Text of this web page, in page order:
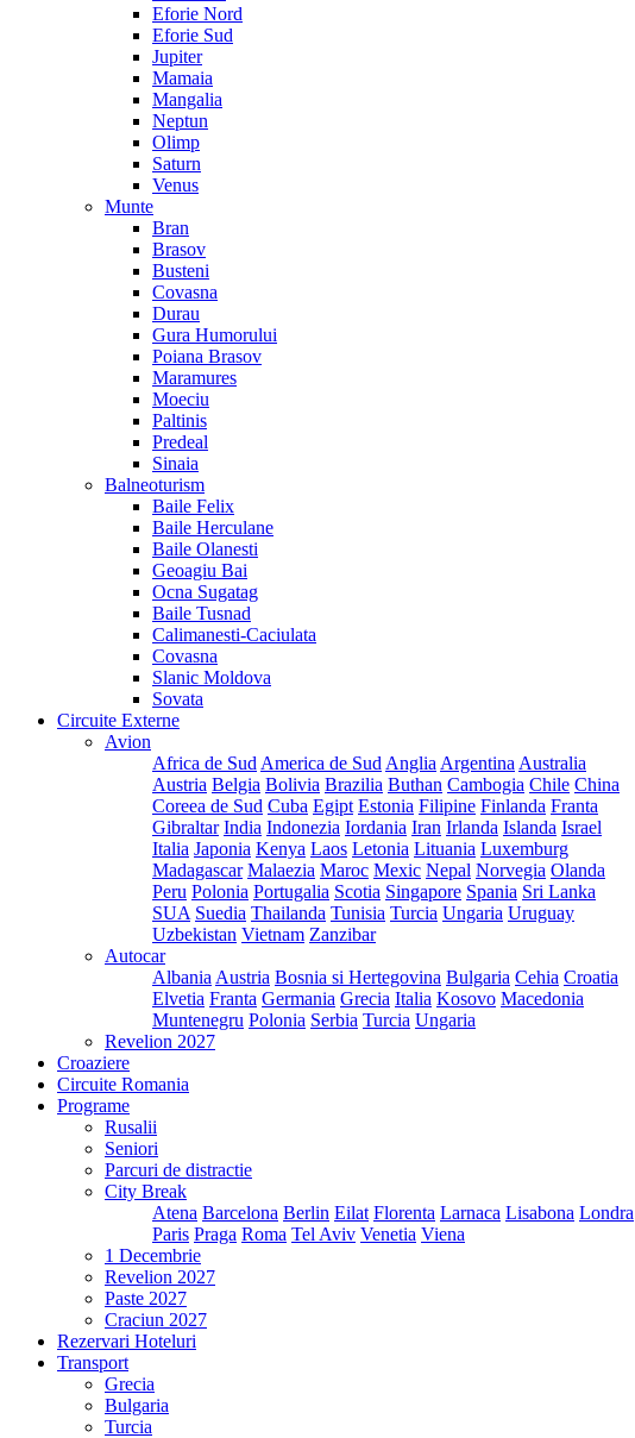
Eforie Nord
Eforie Sud
Jupiter
Mamaia
Mangalia
Neptun
Olimp
Saturn
Venus
Munte
Bran
Brasov
Busteni
Covasna
Durau
Gura Humorului
Poiana Brasov
Maramures
Moeciu
Paltinis
Predeal
Sinaia
Balneoturism
Baile Felix
Baile Herculane
Baile Olanesti
Geoagiu Bai
Ocna Sugatag
Baile Tusnad
Calimanesti-Caciulata
Covasna
Slanic Moldova
Sovata
Circuite Externe
Avion
Africa de Sud America de Sud Anglia Argentina Australia
Austria Belgia Bolivia Brazilia Buthan Cambogia Chile China
Coreea de Sud Cuba Egipt Estonia Filipine Finlanda Franta
Gibraltar India Indonezia Iordania Iran Irlanda Islanda Israel
Italia Japonia Kenya Laos Letonia Lituania Luxemburg
Madagascar Malaezia Maroc Mexic Nepal Norvegia Olanda
Peru Polonia Portugalia Scotia Singapore Spania Sri Lanka
SUA Suedia Thailanda Tunisia Turcia Ungaria Uruguay
Uzbekistan Vietnam Zanzibar
Autocar
Albania Austria Bosnia si Hertegovina Bulgaria Cehia Croatia
Elvetia Franta Germania Grecia Italia Kosovo Macedonia
Muntenegru Polonia Serbia Turcia Ungaria
Revelion 2027
Croaziere
Circuite Romania
Programe
Rusalii
Seniori
Parcuri de distractie
City Break
Atena Barcelona Berlin Eilat Florenta Larnaca Lisabona Londra
Paris Praga Roma Tel Aviv Venetia Viena
1 Decembrie
Revelion 2027
Paste 2027
Craciun 2027
Rezervari Hoteluri
Transport
Grecia
Bulgaria
Turcia